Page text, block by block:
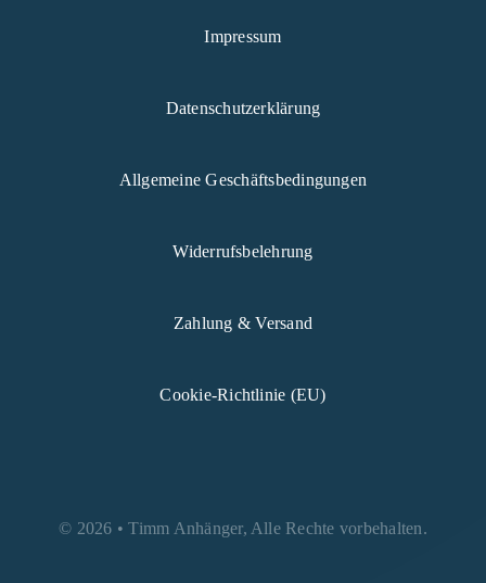
Impressum
Datenschutzerklärung
Allgemeine Geschäftsbedingungen
Widerrufsbelehrung
Zahlung & Versand
Cookie-Richtlinie (EU)
© 2026 • Timm Anhänger, Alle Rechte vorbehalten.